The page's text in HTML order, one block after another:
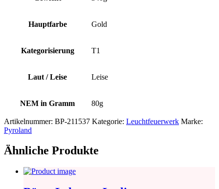
Hauptfarbe Gold
Kategorisierung T1
Laut / Leise Leise
NEM in Gramm 80g
Artikelnummer: BP-211537 Kategorie: Leuchtfeuerwerk Marke:
Pyroland
Ähnliche Produkte